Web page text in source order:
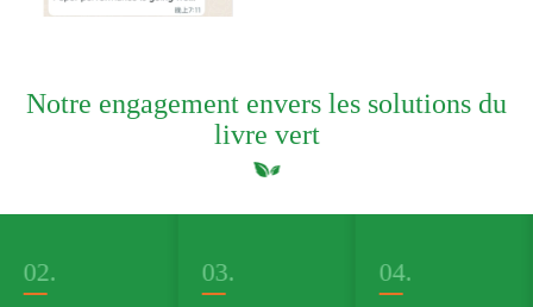
Notre engagement envers les solutions du
livre vert
03. 04. 05.